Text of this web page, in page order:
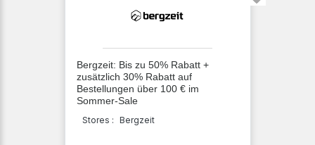
Bergzeit: Bis zu 50% Rabatt +
zusätzlich 30% Rabatt auf
Bestellungen über 100 € im
Sommer-Sale
Stores : Bergzeit